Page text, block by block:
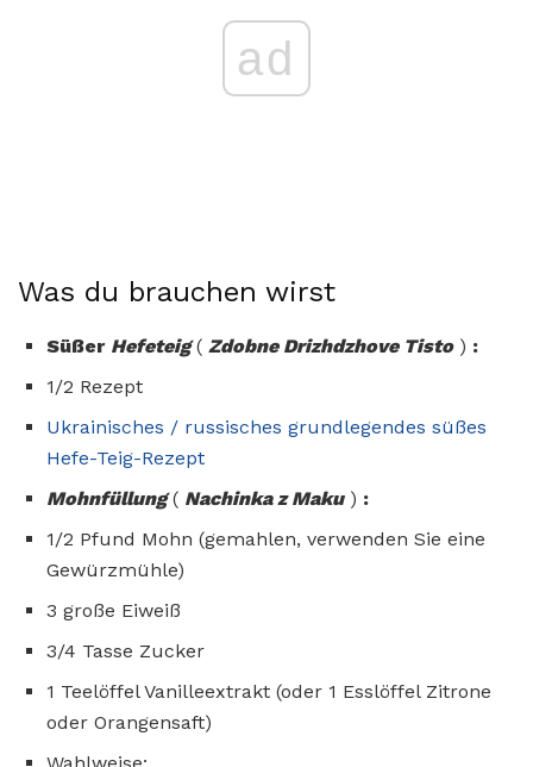
ad
Was du brauchen wirst
Süßer Hefeteig( Zdobne Drizhdzhove Tisto) :
1/2 Rezept
Ukrainisches / russisches grundlegendes süßes
Hefe-Teig-Rezept
Mohnfüllung( Nachinka z Maku) :
1/2 Pfund Mohn (gemahlen, verwenden Sie eine
Gewürzmühle)
3 große Eiweiß
3/4 Tasse Zucker
1 Teelöffel Vanilleextrakt (oder 1 Esslöffel Zitrone
oder Orangensaft)
Wahlweise: